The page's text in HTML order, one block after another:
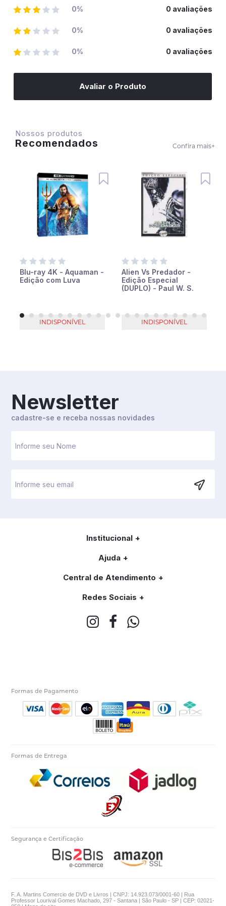
0% 0 avaliações
0% 0 avaliações
0% 0 avaliações
Avaliar o Produto
Nossos produtos
Recomendados Confira mais+
Blu-ray 4K - Aquaman -
Edição com Luva
INDISPONÍVEL
Alien Vs Predador -
Edição Especial
(DUPLO) - Paul W. S.
INDISPONÍVEL
Newsletter
cadastre-se e receba nossas novidades
Institucional
Ajuda
Central de Atendimento
Redes Sociais
Formas de Pagamento
Formas de Entrega
Segurança e Certificação
F. A. Martins Comercio de DVD e Livros | CNPJ: 14.923.073/0001-60 | Rua
Professor Lourival Gomes Machado, 297 - Santana | São Paulo - SP | CEP: 02021-